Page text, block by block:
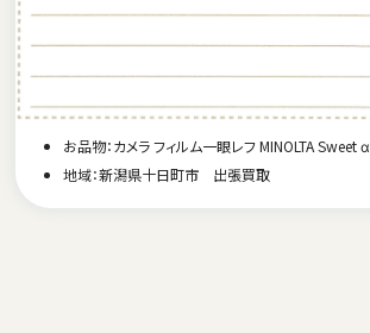
お品物：カメラ フィルム一眼レフ MINOLTA Sweet α
地域：新潟県十日町市 出張買取